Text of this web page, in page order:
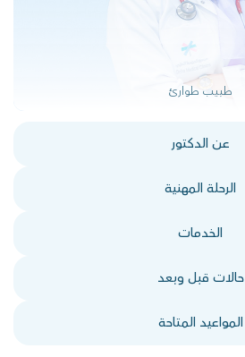
طبيب طوارئ
عن الدكتور
الرحلة المهنية
الخدمات
حالات قبل وبعد
المواعيد المتاحة